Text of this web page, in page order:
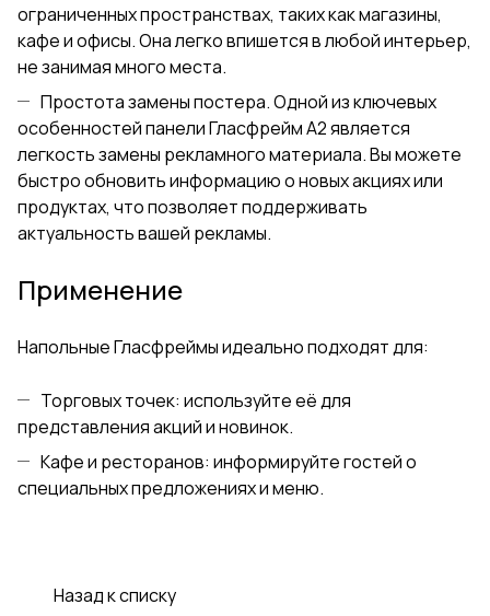
ограниченных пространствах, таких как магазины,
кафе и офисы. Она легко впишется в любой интерьер,
не занимая много места.
Простота замены постера. Одной из ключевых
особенностей панели Гласфрейм А2 является
легкость замены рекламного материала. Вы можете
быстро обновить информацию о новых акциях или
продуктах, что позволяет поддерживать
актуальность вашей рекламы.
Применение
Напольные Гласфреймы идеально подходят для:
Торговых точек: используйте её для
представления акций и новинок.
Кафе и ресторанов: информируйте гостей о
специальных предложениях и меню.
Назад к списку